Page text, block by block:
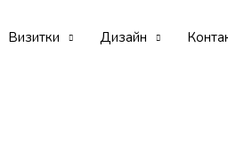
Визитки Дизайн